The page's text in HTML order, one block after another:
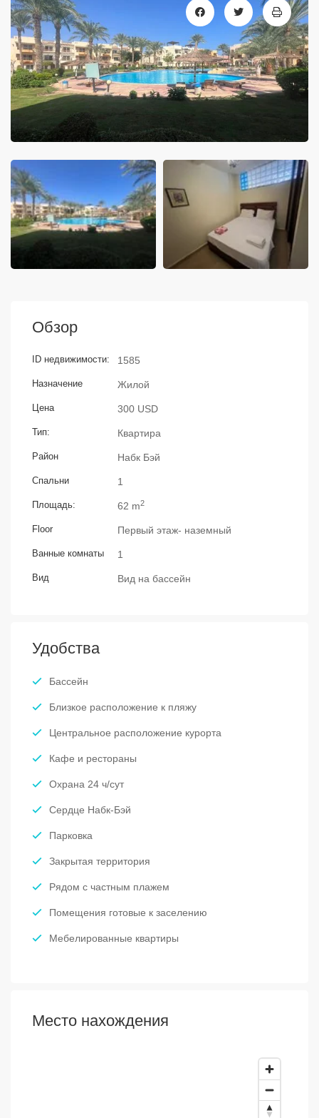
Обзор
ID недвижимости: 1585
Назначение Жилой
Цена 300 USD
Тип: Квартира
Район Набк Бэй
Спальни 1
Площадь: 62 m2
Floor Первый этаж- наземный
Ванные комнаты 1
Вид Вид на бассейн
Удобства
Бассейн
Близкое расположение к пляжу
Центральное расположение курорта
Кафе и рестораны
Охрана 24 ч/сут
Сердце Набк-Бэй
Парковка
Закрытая территория
Рядом с частным плажем
Помещения готовые к заселению
Мебелированные квартиры
Место нахождения